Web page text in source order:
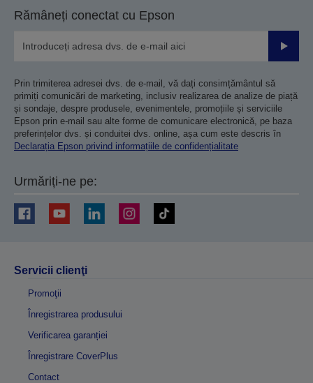
Rămâneți conectat cu Epson
Prin trimiterea adresei dvs. de e-mail, vă dați consimțământul să
primiți comunicări de marketing, inclusiv realizarea de analize de piață
și sondaje, despre produsele, evenimentele, promoțiile și serviciile
Epson prin e-mail sau alte forme de comunicare electronică, pe baza
preferințelor dvs. și conduitei dvs. online, așa cum este descris în
Declarația Epson privind informațiile de confidențialitate
Urmăriți-ne pe:
Servicii clienţi
Promoţii
Înregistrarea produsului
Verificarea garanției
Înregistrare CoverPlus
Contact